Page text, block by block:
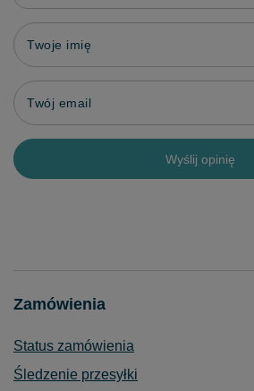
Twoje imię
Twój email
Wyślij opinię
Zamówienia
Status zamówienia
Śledzenie przesyłki